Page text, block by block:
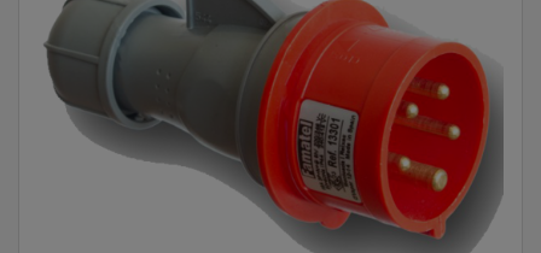
KABLOVI
KUĆANSKI
APARATI